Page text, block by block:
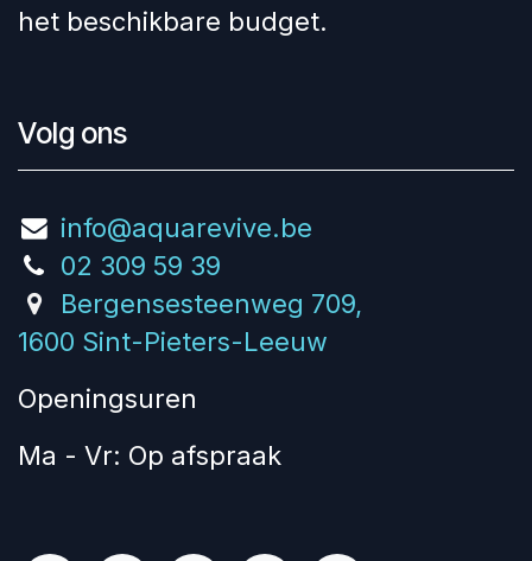
het beschikbare budget.
Volg ons
info@aquarevive.be
02 309 59 39
Bergensesteenweg 709,
1600 Sint-Pieters-Leeuw
Openingsuren
Ma - Vr: Op afspraak